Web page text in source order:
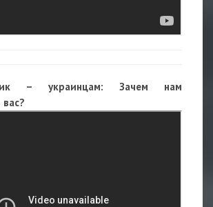
– украинцам: Зачем нам